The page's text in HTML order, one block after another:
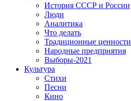
История СССР и России
Люди
Аналитика
Что делать
Традиционные ценности
Народные предприятия
Выборы-2021
Культура
Стихи
Песни
Кино